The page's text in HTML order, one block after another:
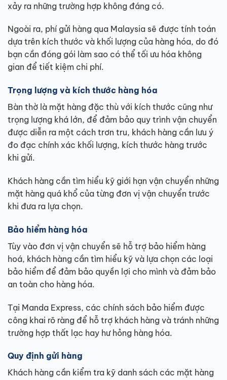
xảy ra những trường hợp không đáng có.
Ngoài ra, phí gửi hàng qua Malaysia sẽ được tính toán
dựa trên kích thước và khối lượng của hàng hóa, do đó
bạn cần đóng gói làm sao có thể tối ưu hóa không
gian để tiết kiệm chi phí.
Trọng lượng và kích thước hàng hóa
Bàn thờ là mặt hàng đặc thù với kích thước cũng như
trọng lượng khá lớn, để đảm bảo quy trình vận chuyển
được diễn ra một cách trơn tru, khách hàng cần lưu ý
đo đạc chính xác khối lượng, kích thước hàng trước
khi gửi.
Khách hàng cần tìm hiểu kỹ giới hạn vận chuyển những
mặt hàng quá khổ của từng đơn vị vận chuyển trước
khi đưa ra lựa chọn.
Bảo hiểm hàng hóa
Tùy vào đơn vị vận chuyển sẽ hỗ trợ bảo hiểm hàng
hoá, khách hàng cần tìm hiểu kỹ và lựa chọn các loại
bảo hiểm để đảm bảo quyền lợi cho mình và đảm bảo
an toàn cho hàng hóa.
Tại Manda Express, các chính sách bảo hiểm được
công khai rõ ràng để hỗ trợ khách hàng và tránh những
trường hợp thất lạc hay hư hỏng hàng hóa.
Quy định gửi hàng
Khách hàng cần kiểm tra kỹ danh sách các mặt hàng